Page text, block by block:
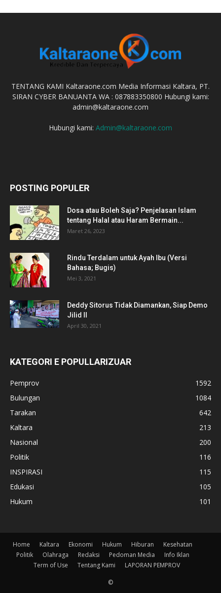
TENTANG KAMI Kaltaraone.com Media Informasi Kaltara, PT.
SIRAN CYBER BANUANTA WA : 087883350800 Hubungi kami:
admin@kaltaraone.com
Hubungi kami: Admin@kaltaraone.com
POSTING POPULER
Dosa atau Boleh Saja? Penjelasan Islam
tentang Halal atau Haram Bermain...
Maret 26, 2023
Rindu Terdalam untuk Ayah Ibu (Versi
Bahasa; Bugis)
Mei 3, 2021
Deddy Sitorus Tidak Diamankan, Siap Demo
Jilid II
April 30, 2021
KATEGORI E POPULLARIZUAR
Pemprov
1592
Bulungan
1084
Tarakan
642
Kaltara
213
Nasional
200
Politik
116
INSPIRASI
115
Edukasi
105
Hukum
101
Home Kaltara Ekonomi Hukum Hiburan
Kesehatan
Politik
Olahraga Redaksi Pedoman Media
Info Iklan
Term of Use
Tentang Kami LAPORAN PEMPROV
©